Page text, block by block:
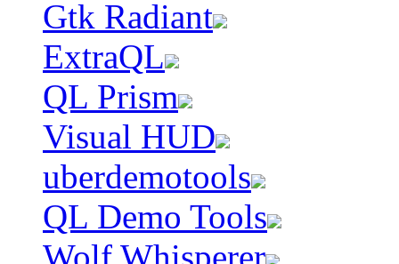
Gtk Radiant
ExtraQL
QL Prism
Visual HUD
uberdemotools
QL Demo Tools